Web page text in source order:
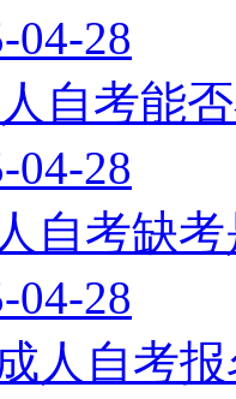
04-28
自考能
04-28
自考缺
04-28
人自考